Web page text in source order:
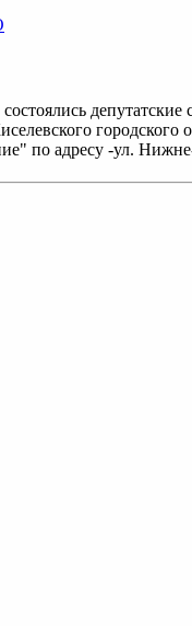
городского
по адресу -ул.